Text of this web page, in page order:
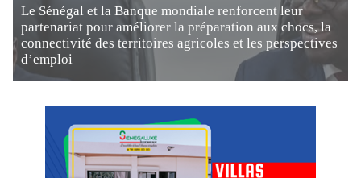
Le Sénégal et la Banque mondiale renforcent leur
partenariat pour améliorer la préparation aux chocs, la
connectivité des territoires agricoles et les perspectives
d’emploi